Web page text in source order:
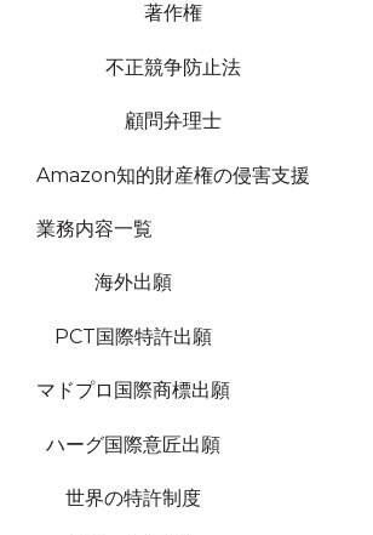
著作権
不正競争防止法
顧問弁理士
Amazon知的財産権の侵害支援
業務内容一覧
海外出願
PCT国際特許出願
マドプロ国際商標出願
ハーグ国際意匠出願
世界の特許制度